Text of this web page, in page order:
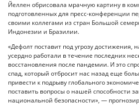
Йеллен обрисовала мрачную картину в
подготовленных для пресс-конференции
своими коллегами из стран Большой
Индонезии и Бразилии.
«Дефолт поставит под угрозу достижения,
усердно работали в течение последних
восстановления после пандемии. И это
спад, который отбросит нас назад еще
привести к подрыву глобального
поставить вопросы о нашей способности
национальной безопасности», —